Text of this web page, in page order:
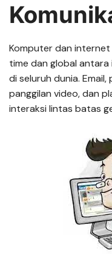
Komputer dan internet
time dan global antara
di seluruh dunia.
panggilan video, dan
interaksi lintas batas